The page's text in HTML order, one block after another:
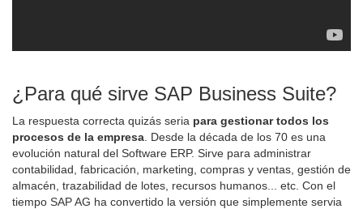
¿Para qué sirve SAP Business Suite?
La respuesta correcta quizás seria para gestionar todos los
procesos de la empresa . Desde la década de los 70 es una
evolución natural del Software ERP. Sirve para administrar
contabilidad, fabricación, marketing, compras y ventas, gestión de
almacén, trazabilidad de lotes, recursos humanos... etc. Con el
tiempo SAP AG ha convertido la versión que simplemente servia